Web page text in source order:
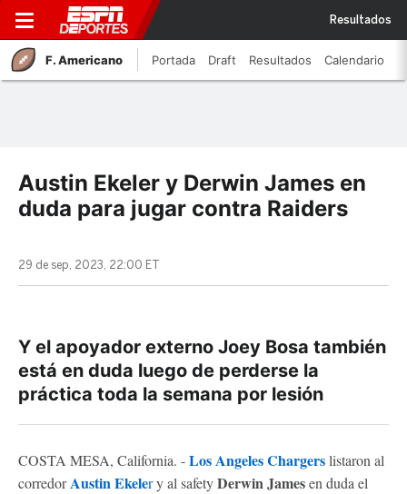
Resultados
F. Americano Portada Draft Resultados Calendario
Austin Ekeler y Derwin James en
duda para jugar contra Raiders
29 de sep, 2023, 22:00 ET
Y el apoyador externo Joey Bosa también
está en duda luego de perderse la
práctica toda la semana por lesión
COSTA MESA, California. -Los Angeles Chargerslistaron al
corredorAustin Ekelery al safetyDerwin Jamesen duda el